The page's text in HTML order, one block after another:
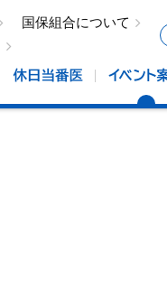
国保組合について